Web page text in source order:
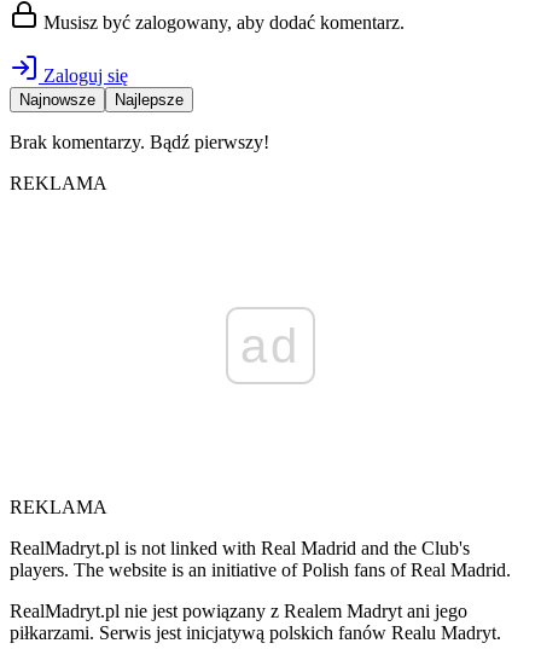
Musisz być zalogowany, aby dodać komentarz.
Zaloguj się
Najnowsze Najlepsze
Brak komentarzy. Bądź pierwszy!
REKLAMA
ad
REKLAMA
RealMadryt.pl is not linked with Real Madrid and the Club's
players. The website is an initiative of Polish fans of Real Madrid.
RealMadryt.pl nie jest powiązany z Realem Madryt ani jego
piłkarzami. Serwis jest inicjatywą polskich fanów Realu Madryt.